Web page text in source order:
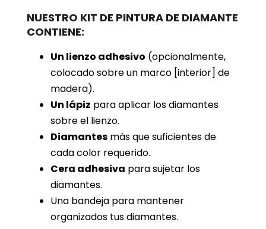
NUESTRO KIT DE PINTURA DE DIAMANTE
CONTIENE:
Un lienzo adhesivo (opcionalmente,
colocado sobre un marco [interior] de
madera).
Un lápiz para aplicar los diamantes
sobre el lienzo.
Diamantes más que suficientes de
cada color requerido.
Cera adhesiva para sujetar los
diamantes.
Una bandeja para mantener
organizados tus diamantes.